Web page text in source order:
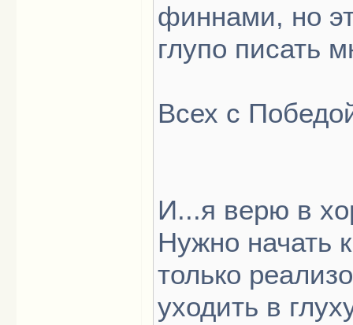
финнами, но
глупо писать
Всех с
И...я верю в
Нужно начать
только
уходить в